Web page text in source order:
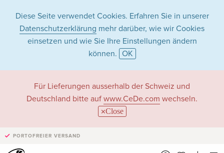
Diese Seite verwendet Cookies. Erfahren Sie in unserer
Datenschutzerklärung mehr darüber, wie wir Cookies
einsetzen und wie Sie Ihre Einstellungen ändern
können. OK
Für Lieferungen ausserhalb der Schweiz und
Deutschland bitte auf www.CeDe.com wechseln.
Close
PORTOFREIER VERSAND